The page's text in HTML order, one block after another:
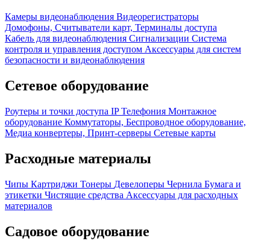
Камеры видеонаблюдения Видеорегистраторы
Домофоны, Считыватели карт, Терминалы доступа
Кабель для видеонаблюдения Сигнализации Система
контроля и управления доступом Аксессуары для систем
безопасности и видеонаблюдения
Сетевое оборудование
Роутеры и точки доступа IP Телефония Монтажное
оборудование Коммутаторы, Беспроводное оборудование,
Медиа конвертеры, Принт-серверы Сетевые карты
Расходные материалы
Чипы Картриджи Тонеры Девелоперы Чернила Бумага и
этикетки Чистящие средства Аксессуары для расходных
материалов
Садовое оборудование